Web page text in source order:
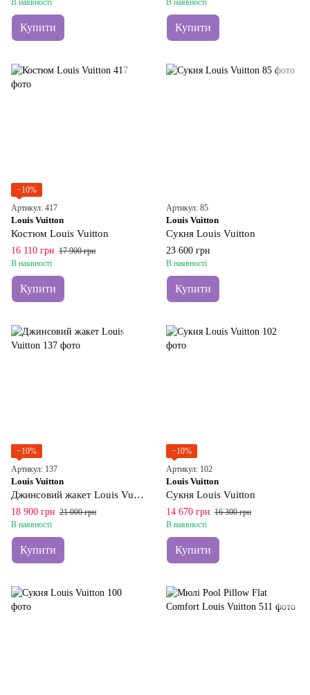
В наявності
Купити
В наявності
Купити
−10%
Артикул: 417
Louis Vuitton
Костюм Louis Vuitton
16 110 грн 17 900 грн
В наявності
Купити
Артикул: 85
Louis Vuitton
Сукня Louis Vuitton
23 600 грн
В наявності
Купити
−10%
Артикул: 137
Louis Vuitton
Джинсовий жакет Louis Vuitton
18 900 грн 21 000 грн
В наявності
Купити
−10%
Артикул: 102
Louis Vuitton
Сукня Louis Vuitton
14 670 грн 16 300 грн
В наявності
Купити